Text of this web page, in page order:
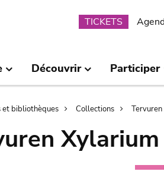
TICKETS
Découvrir Participer
et bibliothèques Collections